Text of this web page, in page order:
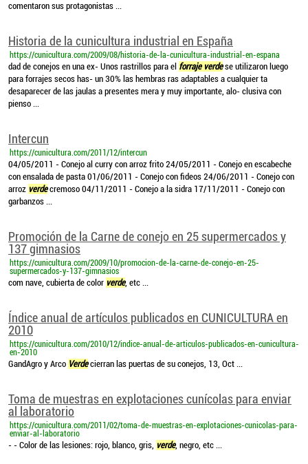
comentaron sus protagonistas ...
Historia de la cunicultura industrial en España
https://cunicultura.com/2009/08/historia-de-la-cunicultura-industrial-en-espana
dad de conejos en una ex- Unos rastrillos para el forraje verdese utilizaron luego
para forrajes secos has- un 30% las hembras ras adaptables a cualquier ta
desaparecer de las jaulas a presentes mera y muy importante, alo- clusiva con
pienso ...
Intercun
https://cunicultura.com/2011/12/intercun
04/05/2011 - Conejo al curry con arroz frito 24/05/2011 - Conejo en escabeche
con ensalada de pasta 01/06/2011 - Conejo con fideos 24/06/2011 - Conejo con
arroz verdecremoso 04/11/2011 - Conejo a la sidra 17/11/2011 - Conejo con
garbanzos ...
Promoción de la Carne de conejo en 25 supermercados y
137 gimnasios
https://cunicultura.com/2009/10/promocion-de-la-carne-de-conejo-en-25-
supermercados-y-137-gimnasios
com nave, cubierta de color verde, etc ...
Índice anual de artículos publicados en CUNICULTURA en
2010
https://cunicultura.com/2010/12/indice-anual-de-articulos-publicados-en-cunicultura-
en-2010
GandAgro y Arco Verdecierran las puertas de su conejos, 13, Oct ...
Toma de muestras en explotaciones cunícolas para enviar
al laboratorio
https://cunicultura.com/2011/02/toma-de-muestras-en-explotaciones-cunicolas-para-
enviar-al-laboratorio
- - Color de las lesiones: rojo, blanco, gris, verde, negro, etc ...